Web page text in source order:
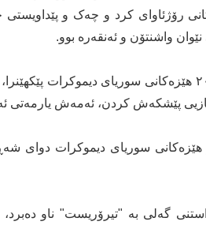
رۆژئاوای کرد و چەک و
واشنتۆن و ئەنقەرە بوو.
ئەو کاتەشی لە ساڵی ٢٠١٥ هێزەکانی سوریای
پێشکەش کردن، ئەمەش یارمەتی
هێزەکانی سوریای دیموکرات
گەلی بە "تیرۆریست" ناو